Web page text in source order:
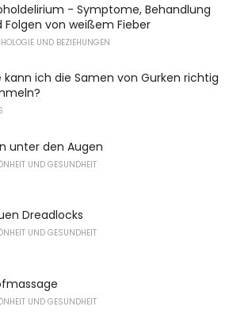
- Symptome, Behandlung
Folgen von weißem Fieber
UND BEZIEHUNGEN
kann ich die Samen von Gurken richtig
unter den Augen
UND GESUNDHEIT
Dreadlocks
UND GESUNDHEIT
UND GESUNDHEIT